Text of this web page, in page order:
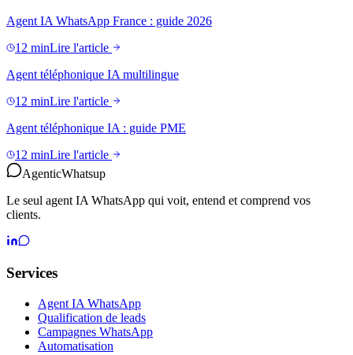
Agent IA WhatsApp France : guide 2026
12 minLire l'article
Agent téléphonique IA multilingue
12 minLire l'article
Agent téléphonique IA : guide PME
12 minLire l'article
AgenticWhatsup
Le seul agent IA WhatsApp qui voit, entend et comprend vos
clients.
Services
Agent IA WhatsApp
Qualification de leads
Campagnes WhatsApp
Automatisation